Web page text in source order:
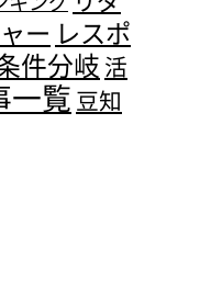
ー レスポ
件分岐 活
一覧 豆知